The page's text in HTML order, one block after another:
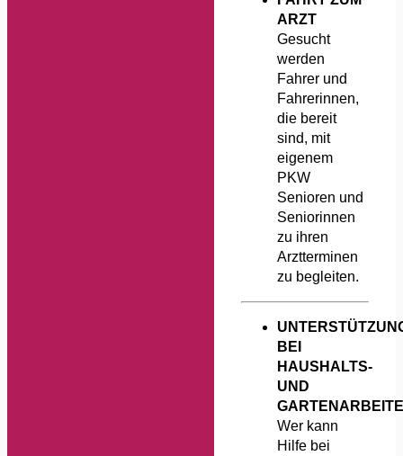
ARZT
Gesucht
werden
Fahrer und
Fahrerinnen,
die bereit
sind, mit
eigenem
PKW
Senioren und
Seniorinnen
zu ihren
Arztterminen
zu begleiten.
BEI
HAUSHALTS-
UND
Wer kann
Hilfe bei